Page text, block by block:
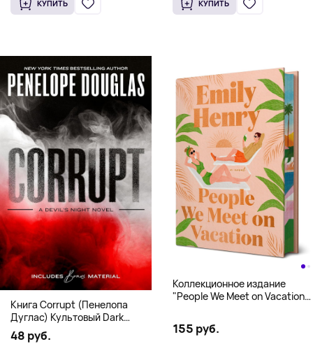
КУПИТЬ КУПИТЬ
Книга Corrupt (Пенелопа
Дуглас) Культовый Dark
Romance бестселлер (18+)
48 руб.
Коллекционное издание
"People We Meet on Vacation"
Hardcover
155 руб.